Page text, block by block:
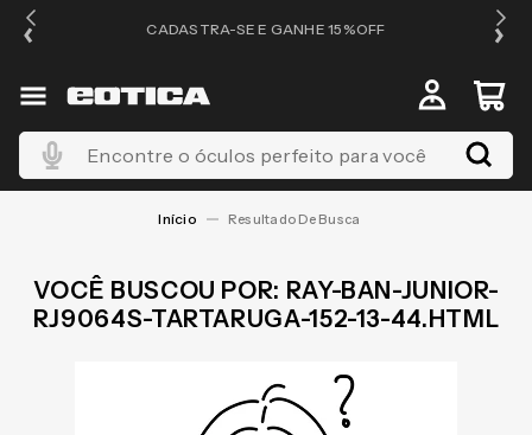
CADASTRA-SE E GANHE 15%OFF
Encontre o óculos perfeito para você
RAY-BAN-JUNIOR-
RJ9064S-TARTARUGA-152-13-44.HTML